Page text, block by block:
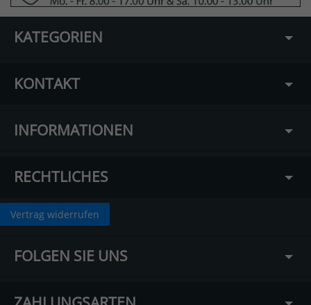
KATEGORIEN
KONTAKT
INFORMATIONEN
RECHTLICHES
Vertrag widerrufen
FOLGEN SIE UNS